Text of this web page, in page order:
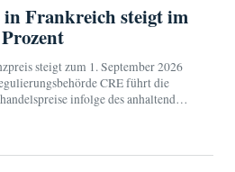
in Frankreich steigt im
steigt zum 1. September 2026
CRE führt die
infolge des anhaltenden